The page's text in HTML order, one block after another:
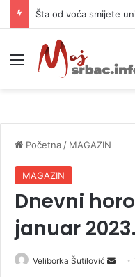
Meni
Početna / MAGAZIN
MAGAZIN
Dnevni
januar
Veliborka Šutilović